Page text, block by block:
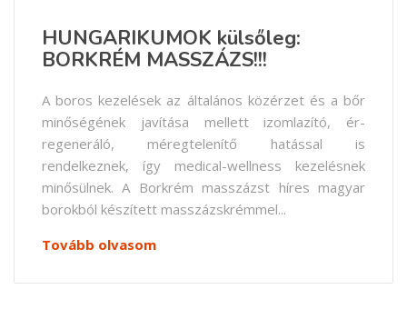
HUNGARIKUMOK külsőleg:
BORKRÉM MASSZÁZS!!!
A boros kezelések az általános közérzet és a bőr
minőségének javítása mellett izomlazító, ér-
regeneráló, méregtelenítő hatással is
rendelkeznek, így medical-wellness kezelésnek
minősülnek. A Borkrém masszázst híres magyar
borokból készített masszázskrémmel...
Tovább olvasom